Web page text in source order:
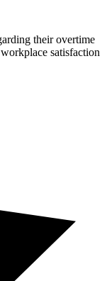
their overtime
satisfaction